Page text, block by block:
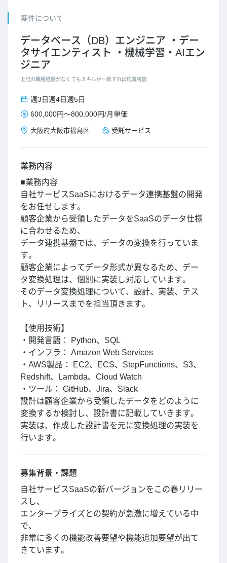
案件について
データベース（DB）エンジニア
デー
タサイエンティスト
機械学習・AIエン
ジニア
上記の職種経験がなくてもスキルが一致すれば応募可能
週3日週4日週5日
600,000円～800,000円/月単価
大阪府大阪市福島区 受託サービス
業務内容
■業務内容
自社サービスSaaSにおけるデータ連携基盤の開発
をお任せします。
顧客企業から受領したデータをSaaSのデータ仕様
に合わせるため、
データ連携基盤では、データの変換を行っていま
す。
顧客企業によってデータ形式が異なるため、デー
タ変換処理は、個別に実装し対応しています。
そのデータ変換処理について、設計、実装、テス
ト、リリースまでを担当頂きます。
【使用技術】
・開発言語： Python、SQL
・インフラ： Amazon Web Services
・AWS製品： EC2、ECS、StepFunctions、S3、
Redshift、Lambda、Cloud Watch
・ツール： GitHub、Jira、Slack
設計は顧客企業から受領したデータをどのように
変換するか検討し、設計書に記載していきます。
実装は、作成した設計書を元に変換処理の実装を
行います。
募集背景・課題
自社サービスSaaSの新バージョンをこの春リリー
スし、
エンタープライズとの契約が急激に増えている中
で、
非常に多くの機能改善要望や機能追加要望が出て
きています。